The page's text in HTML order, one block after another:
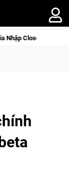
Norse Saga: Cửu